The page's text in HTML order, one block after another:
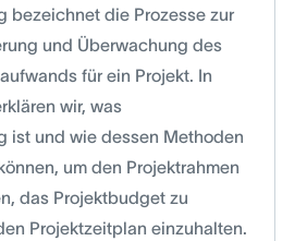
bezeichnet die Prozesse zur
und Überwachung des
für ein Projekt. In
wir, was
ist und wie dessen Methoden
um den Projektrahmen
das Projektbudget zu
Projektzeitplan einzuhalten.